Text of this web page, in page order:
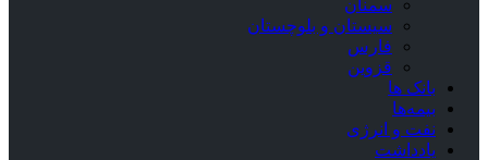
سمنان
سیستان و بلوچستان
فارس
قزوین
بانک ها
بیمه‌ها
نفت و انرژی
یادداشت